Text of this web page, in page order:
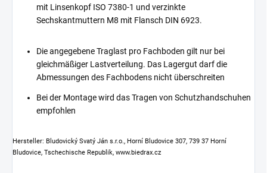
mit Linsenkopf ISO 7380-1 und verzinkte
Sechskantmuttern M8 mit Flansch DIN 6923.
Die angegebene Traglast pro Fachboden gilt nur bei
gleichmäßiger Lastverteilung. Das Lagergut darf die
Abmessungen des Fachbodens nicht überschreiten
Bei der Montage wird das Tragen von Schutzhandschuhen
empfohlen
Hersteller: Bludovický Svatý Ján s.r.o., Horní Bludovice 307, 739 37 Horní
Bludovice, Tschechische Republik, www.biedrax.cz